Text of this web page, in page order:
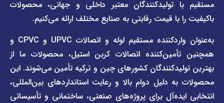
تولیدکنندگان معتبر داخلی و جهانی، محصولات
با قیمت رقابتی به صنایع مختلف ارائه می‌کنیم.
به‌عنوان واردکننده مستقیم لوله و اتصالات UPVC و CPVC و
اتصالات کربن استیل، محصولات ما از
کشورهای چین و ترکیه تأمین می‌شوند. این
دلیل دوام بالا و رعایت استانداردهای بین‌المللی،
برای پروژه‌های صنعتی، ساختمانی و تأسیساتی
قیمت
صفحه
برند
پیمتاش
صفحه
برند
فاراب
قوانین
و
مقررات
وبلاگ
خبری